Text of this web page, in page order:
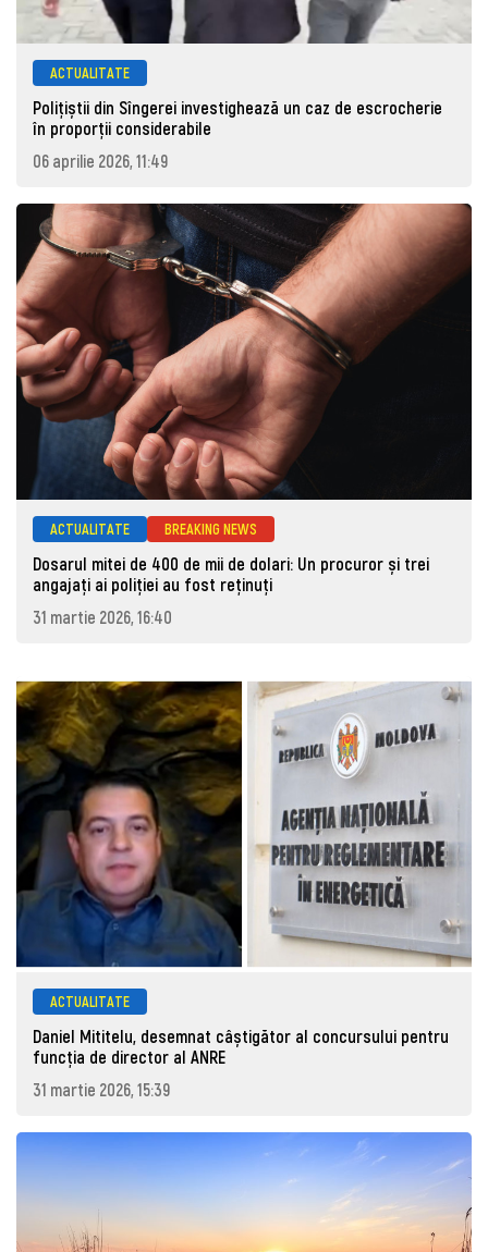
ACTUALITATE
Polițiștii din Sîngerei investighează un caz de escrocherie
în proporții considerabile
06 aprilie 2026, 11:49
ACTUALITATE BREAKING NEWS
Dosarul mitei de 400 de mii de dolari: Un procuror și trei
angajați ai poliției au fost reținuți
31 martie 2026, 16:40
ACTUALITATE
Daniel Mititelu, desemnat câștigător al concursului pentru
funcția de director al ANRE
31 martie 2026, 15:39